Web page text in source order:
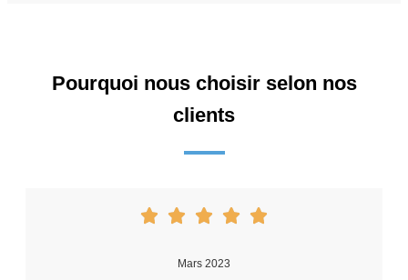
Pourquoi nous choisir selon nos
clients
Mars 2023